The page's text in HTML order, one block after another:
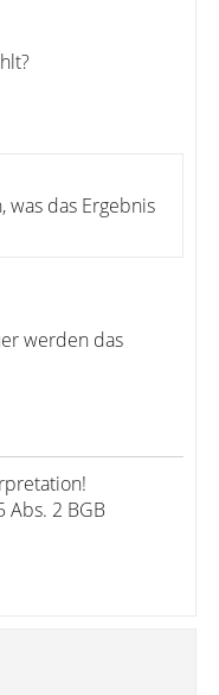
was das Ergebnis
werden das
Abs. 2 BGB